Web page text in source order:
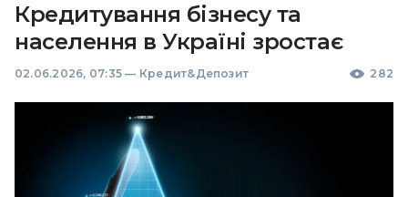
Кредитування бізнесу та
населення в Україні зростає
02.06.2026, 07:35 — Кредит&Депозит 282